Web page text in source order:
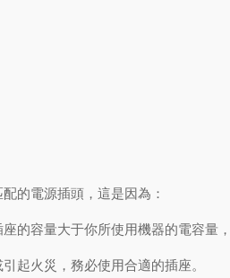
的電源插頭，這是因為：
容量大于你所使用機器的電容量，
火災，務必使用合適的插座。